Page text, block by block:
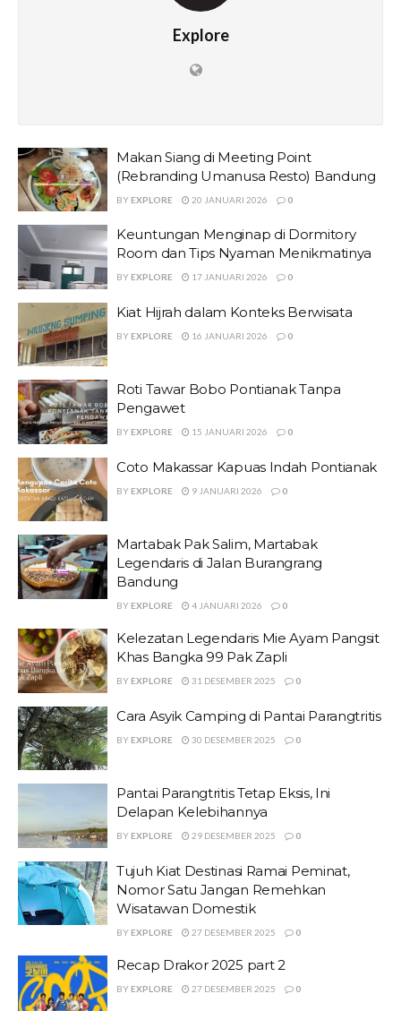
Explore
Makan Siang di Meeting Point
(Rebranding Umanusa Resto) Bandung
BY EXPLORE 20 JANUARI 2026 0
Keuntungan Menginap di Dormitory
Room dan Tips Nyaman Menikmatinya
BY EXPLORE 17 JANUARI 2026 0
Kiat Hijrah dalam Konteks Berwisata
BY EXPLORE 16 JANUARI 2026 0
Roti Tawar Bobo Pontianak Tanpa
Pengawet
BY EXPLORE 15 JANUARI 2026 0
Coto Makassar Kapuas Indah Pontianak
BY EXPLORE 9 JANUARI 2026 0
Martabak Pak Salim, Martabak
Legendaris di Jalan Burangrang
Bandung
BY EXPLORE 4 JANUARI 2026 0
Kelezatan Legendaris Mie Ayam Pangsit
Khas Bangka 99 Pak Zapli
BY EXPLORE 31 DESEMBER 2025 0
Cara Asyik Camping di Pantai Parangtritis
BY EXPLORE 30 DESEMBER 2025 0
Pantai Parangtritis Tetap Eksis, Ini
Delapan Kelebihannya
BY EXPLORE 29 DESEMBER 2025 0
Tujuh Kiat Destinasi Ramai Peminat,
Nomor Satu Jangan Remehkan
Wisatawan Domestik
BY EXPLORE 27 DESEMBER 2025 0
Recap Drakor 2025 part 2
BY EXPLORE 27 DESEMBER 2025 0